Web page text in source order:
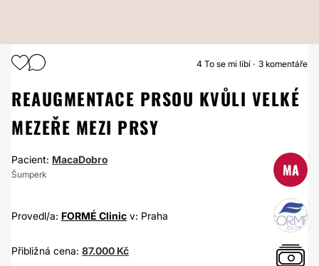
ZVĚTŠENÍ PRSOU
4 To se mi líbí 3 komentáře
REAUGMENTACE PRSOU KVŮLI VELKÉ
MEZEŘE MEZI PRSY
Pacient: MacaDobro
Šumperk MA
Provedl/a: FORMÉ Clinic v: Praha
Přibližná cena: 87.000 Kč